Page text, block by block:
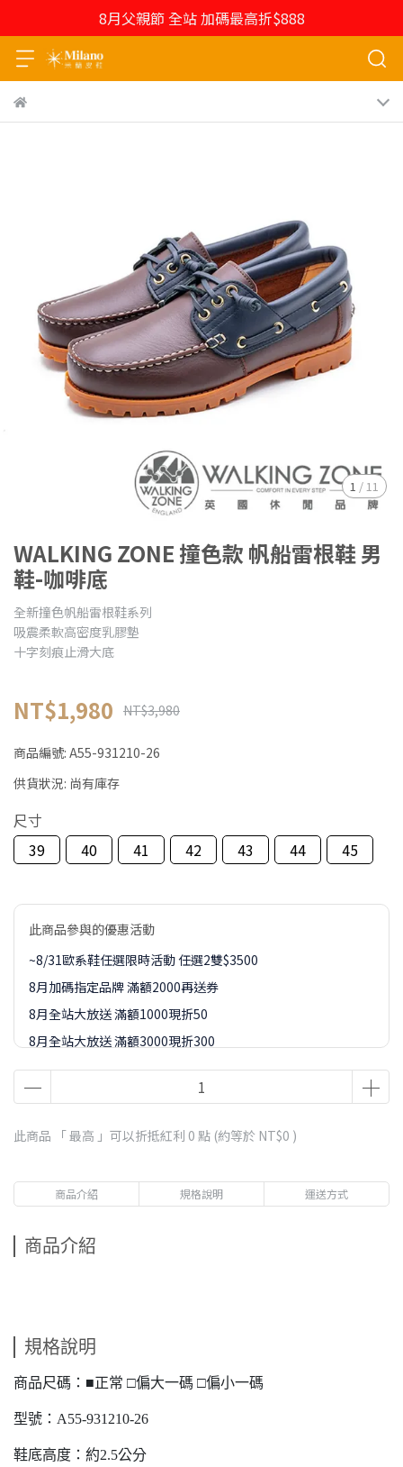
8月父親節 全站 加碼最高折$888
1 / 11
WALKING ZONE 撞色款 帆船雷根鞋 男
鞋-咖啡底
全新撞色帆船雷根鞋系列
吸震柔軟高密度乳膠墊
十字刻痕止滑大底
NT$1,980 NT$3,980
商品編號: A55-931210-26
供貨狀況: 尚有庫存
尺寸
39
40 41 42 43 44 45
此商品參與的優惠活動
~8/31歐系鞋任選限時活動 任選2雙$3500
8月加碼指定品牌 滿額2000再送券
8月全站大放送 滿額1000現折50
8月全站大放送 滿額3000現折300
8月全站大放送 滿額5000現折450
8月全站大放送 滿額8000現折888
此商品 「 最高 」可以折抵紅利 0 點 (約等於 NT$0 )
商品介紹 規格說明 運送方式
商品介紹
規格說明
商品尺碼：■正常 □偏大一碼 □偏小一碼
型號：A55-931210-26
鞋底高度：約2.5公分